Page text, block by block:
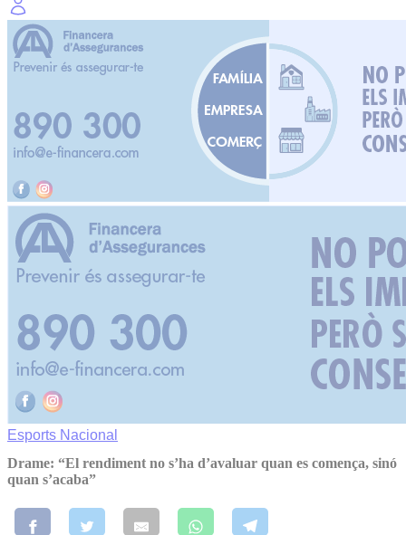
Esports Nacional
Drame: “El rendiment no s’ha d’avaluar quan es comença, sinó
quan s’acaba”